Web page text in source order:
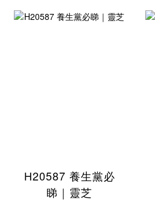
H20587 養生黨必
睇｜靈芝